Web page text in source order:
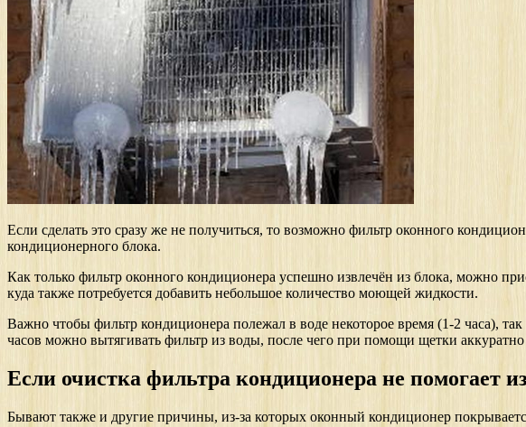
Если сделать это сразу же не получиться, то возможно фильтр оконного
кондиционерного блока.
Как только фильтр оконного кондиционера успешно извлечён из блока, можно
куда также потребуется добавить небольшое количество моющей жидкости.
Важно чтобы фильтр кондиционера полежал в воде некоторое время (1-2 часа),
часов можно вытягивать фильтр из воды, после чего при помощи щетки
Если очистка фильтра кондиционера не помогает
Бывают также и другие причины, из-за которых оконный кондиционер